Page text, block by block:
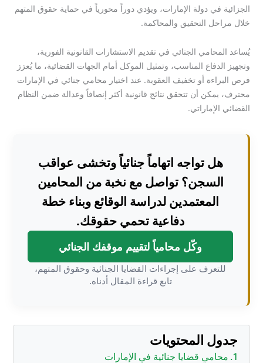
الجزائية في دولة الإمارات، ويؤدي دوراً محورياً في حماية حقوق المتهم
خلال مراحل التحقيق والمحاكمة.
يُساعد المحامي الجنائي في تقديم الاستشارات القانونية الفورية،
وتجهيز الدفاع المناسب، وتمثيل الموكل أمام الجهات القضائية، ما يُعزز
فرص البراءة أو تخفيف العقوبة. عند اختيار محامي جنائي في الإمارات
محترف، يمكن أن تتحقق نتائج قانونية أكثر إنصافاً وعدالة ضمن النظام
القضائي الإماراتي.
هل تواجه اتهاماً جنائياً وتخشى عواقب
السجن؟ تواصل مع نخبة من المحامين
المعتمدين لدراسة الوقائع وبناء خطة
دفاعية تحمي حقوقك.
وكّل محامياً لتقييم موقفك الجنائي
للتعرف على إجراءات القضايا الجنائية وحقوق المتهم،
تابع قراءة المقال أدناه.
جدول المحتويات
محامي قضايا جنائية في الإمارات